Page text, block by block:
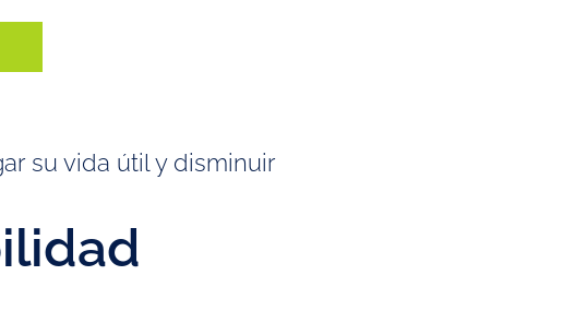
su vida útil y disminuir